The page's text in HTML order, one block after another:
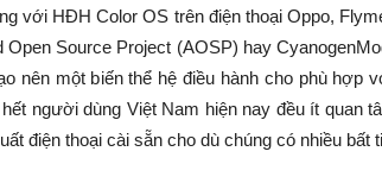
với HĐH Color OS trên điện thoại Oppo,
Open Source Project (AOSP) hay
nên một biến thể hệ điều hành cho phù hợp
người dùng Việt Nam hiện nay đều ít quan
điện thoại cài sẵn cho dù chúng có nhiều bất